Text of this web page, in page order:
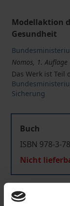
Modellaktion
Gesundheit
Nomos, 1.
Das Werk ist Teil
Sicherung
Buch
ISBN 978-3-
Nicht